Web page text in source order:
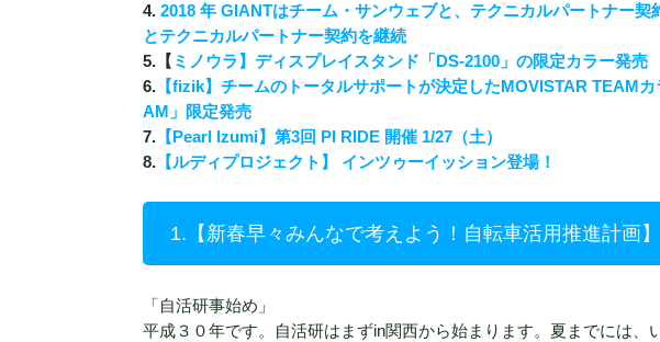
4. 2018 年 GIANTはチーム・サンウェブと、テクニカルパートナー契
とテクニカルパートナー契約を継続
5.【 ミノウラ】ディスプレイスタンド「DS-2100」の限定カラー発売
6. 【fizik】チームのトータルサポートが決定したMOVISTAR TEAM
AM」限定発売
7. 【Pearl Izumi】第3回 PI RIDE 開催 1/27（土）
8. 【ルディプロジェクト】 インツゥーイッション登場！
1.【新春早々みんなで考えよう！自転車活用推進計画】
「自活研事始め」
平成３０年です。自活研はまずin関西から始まります。夏までには、